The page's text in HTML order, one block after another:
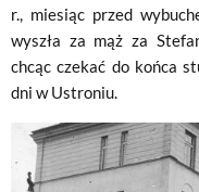
r., miesiąc przed
wyszła za mąż za
chcąc czekać do końca
dni w Ustroniu.